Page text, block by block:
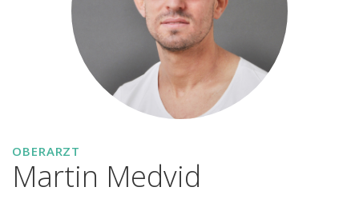
OBERARZT
Martin Medvid